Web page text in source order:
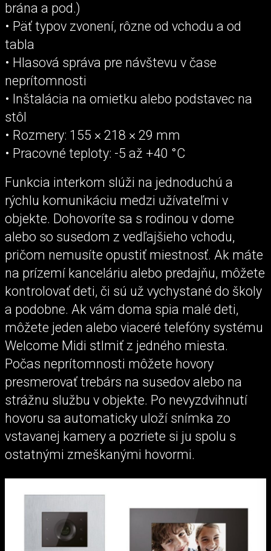
brána a pod.)
• Päť typov zvonení, rôzne od vchodu a od
tabla
• Hlasová správa pre návštevu v čase
neprítomnosti
• Inštalácia na omietku alebo podstavec na
stôl
• Rozmery: 155 × 218 × 29 mm
• Pracovné teploty: -5 až +40 °C
Funkcia interkom slúži na jednoduchú a
rýchlu komunikáciu medzi užívateľmi v
objekte. Dohovoríte sa s rodinou v dome
alebo so susedom z vedľajšieho vchodu,
pričom nemusíte opustiť miestnosť. Ak máte
na prízemí kanceláriu alebo predajňu, môžete
kontrolovať deti, či sú už vychystané do školy
a podobne. Ak vám doma spia malé deti,
môžete jeden alebo viaceré telefóny systému
Welcome Midi stlmiť z jedného miesta.
Počas neprítomnosti môžete hovory
presmerovať trebárs na susedov alebo na
strážnu službu v objekte. Po nevyzdvihnutí
hovoru sa automaticky uloží snímka zo
vstavanej kamery a pozriete si ju spolu s
ostatnými zmeškanými hovormi.